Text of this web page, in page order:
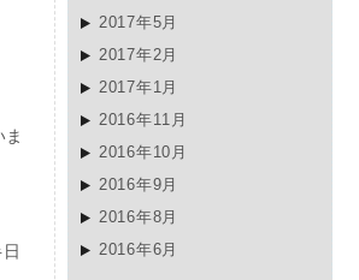
2017年5月
2017年2月
2017年1月
2016年11月
2016年10月
2016年9月
2016年8月
2016年6月